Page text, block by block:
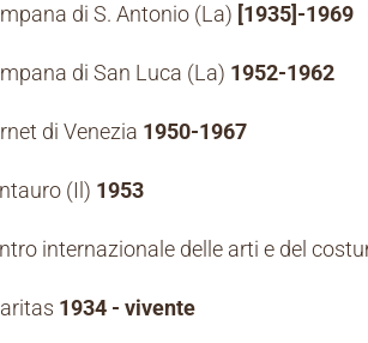
di S. Antonio (La) [1935]-1969
di San Luca (La) 1952-1962
di Venezia 1950-1967
(Il) 1953
internazionale delle arti e del
1934 - vivente